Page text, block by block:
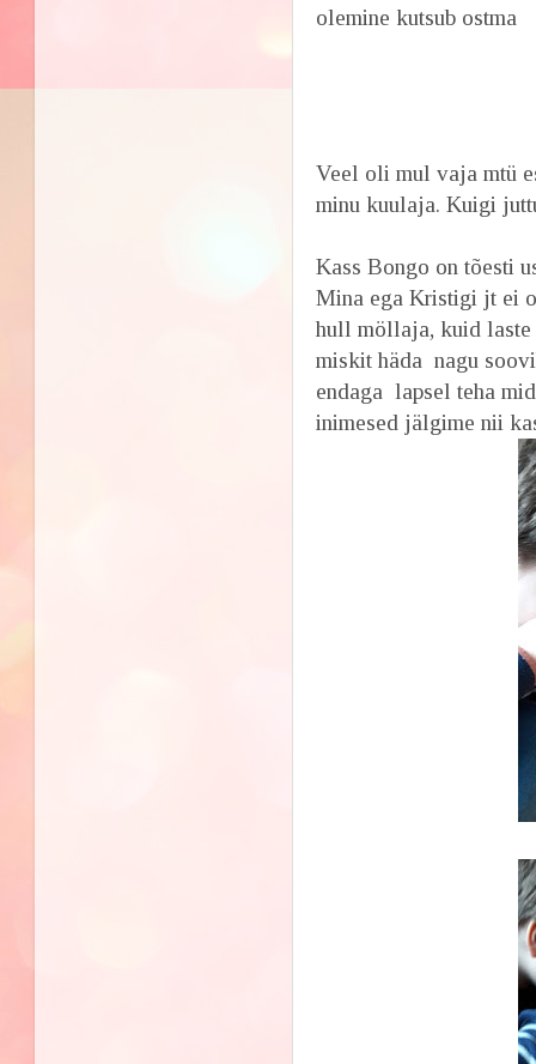
olemine kutsub ostma
Veel oli mul vaja mtü
minu kuulaja. Kuigi
Kass Bongo on tõesti
Mina ega Kristigi jt ei
hull möllaja, kuid laste
miskit häda nagu
endaga lapsel teha
inimesed jälgime nii